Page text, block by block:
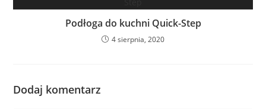
Podłoga do kuchni Quick-Step
4 sierpnia, 2020
Dodaj komentarz